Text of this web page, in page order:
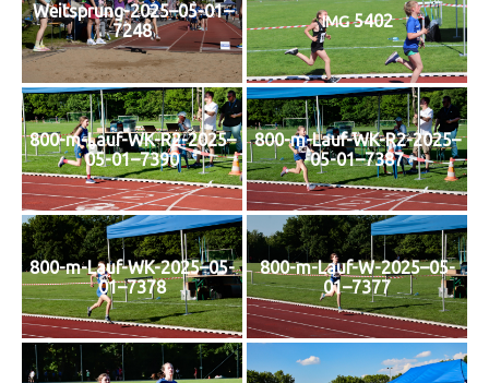
Weitsprung-2025–05-01–
7248
IMG5402
800-m-Lauf-WK-R2-2025–
05-01–7390
800-m-Lauf-WK-R2-2025–
05-01–7387
800-m-Lauf-WK-2025–05-
01–7378
800-m-Lauf-W-2025–05-
01–7377